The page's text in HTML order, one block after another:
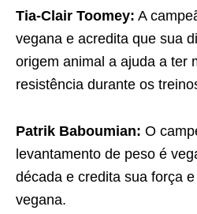
Tia-Clair Toomey: A
vegana e acredita que sua
origem animal a ajuda a ter
resistência durante os
Patrik Baboumian: O
levantamento de peso é
década e credita sua força
vegana.